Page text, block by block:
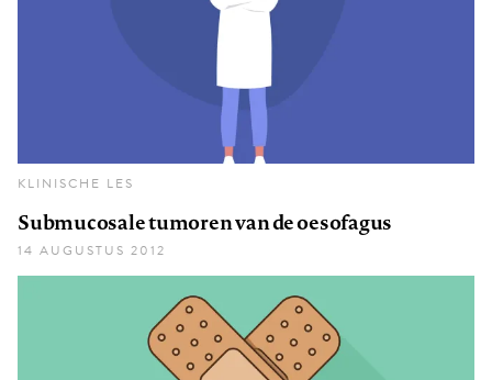
KLINISCHE LES
Submucosale tumoren van de oesofagus
14 AUGUSTUS 2012